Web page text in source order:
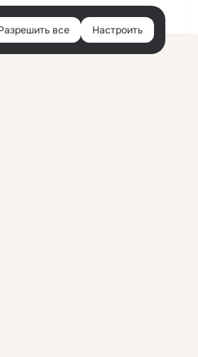
Войти
все Настроить